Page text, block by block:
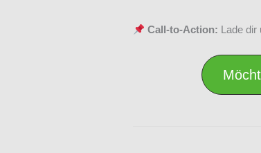
Call-to-Action: Lade